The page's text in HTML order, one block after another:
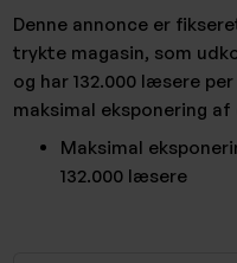
Denne annonce er
trykte magasin, som
og har 132.000 læsere
maksimal eksponering
Maksimal
132.000 læsere